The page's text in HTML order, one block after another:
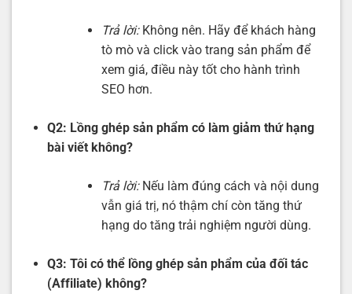
Trả lời:Không nên. Hãy để khách hàng
tò mò và click vào trang sản phẩm để
xem giá, điều này tốt cho hành trình
SEO hơn.
Q2: Lồng ghép sản phẩm có làm giảm thứ hạng
bài viết không?
Trả lời:Nếu làm đúng cách và nội dung
vẫn giá trị, nó thậm chí còn tăng thứ
hạng do tăng trải nghiệm người dùng.
Q3: Tôi có thể lồng ghép sản phẩm của đối tác
(Affiliate) không?